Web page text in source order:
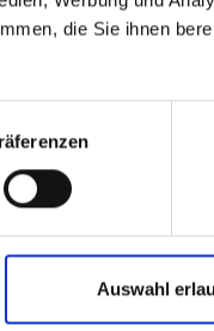
die Sie ihnen
Auswahl